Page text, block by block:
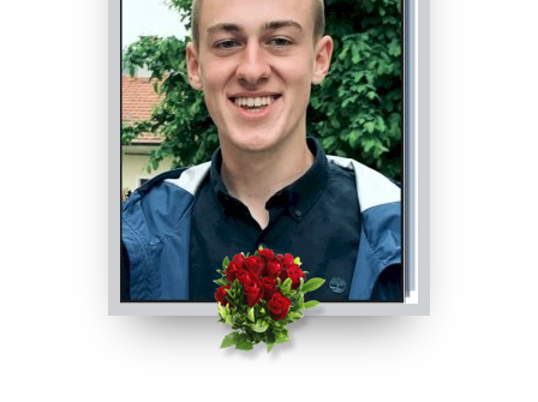
PASSATE:
3° ANNIVERSARIO
Villafalletto, Chiesa di Santi Lorenzo e Sebastiano /
Chiesa Parrocchiale di Monsola